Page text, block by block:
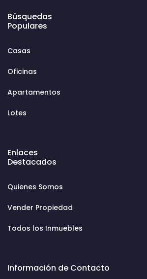
Búsquedas
Populares
Casas
Oficinas
Apartamentos
Lotes
Enlaces
Destacados
Quienes Somos
Vender Propiedad
Todos los Inmuebles
Información de Contacto